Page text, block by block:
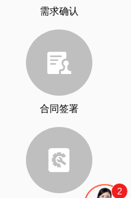
需求确认
合同签署
2